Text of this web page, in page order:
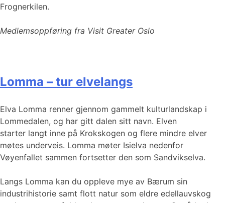
Frognerkilen.
Medlemsoppføring fra Visit Greater Oslo
Lomma – tur elvelangs
Elva Lomma renner gjennom gammelt kulturlandskap i
Lommedalen, og har gitt dalen sitt navn. Elven
starter langt inne på Krokskogen og flere mindre elver
møtes underveis. Lomma møter Isielva nedenfor
Vøyenfallet sammen fortsetter den som Sandvikselva.
Langs Lomma kan du oppleve mye av Bærum sin
industrihistorie samt flott natur som eldre edellauvskog